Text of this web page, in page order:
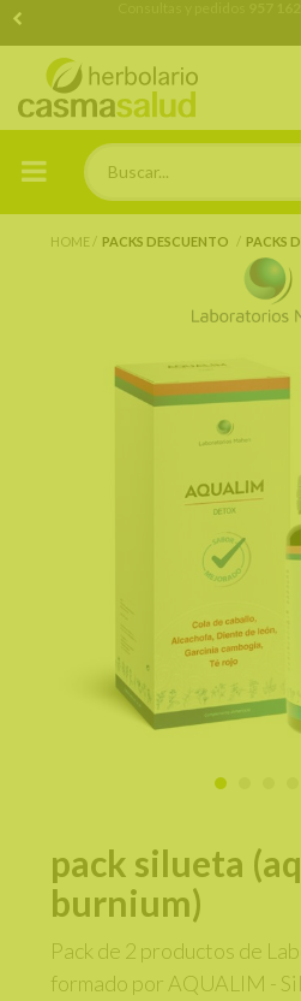
HOME PACKS DESCUENTO PACKS
pack silueta
burnium)
Pack de 2 productos de
formado por AQUALIM -